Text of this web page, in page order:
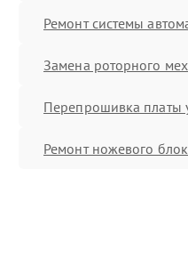
Ремонт системы
Замена роторного
Перепрошивка платы
Ремонт ножевого